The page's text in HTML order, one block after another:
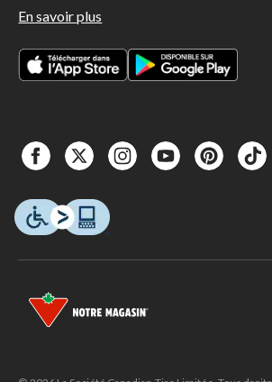
En savoir plus